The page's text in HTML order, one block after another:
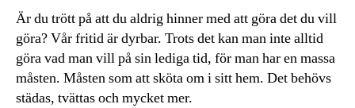
Är du trött på att du aldrig hinner med att göra det du vill
göra? Vår fritid är dyrbar. Trots det kan man inte alltid
göra vad man vill på sin lediga tid, för man har en massa
måsten. Måsten som att sköta om i sitt hem. Det behövs
städas, tvättas och mycket mer.